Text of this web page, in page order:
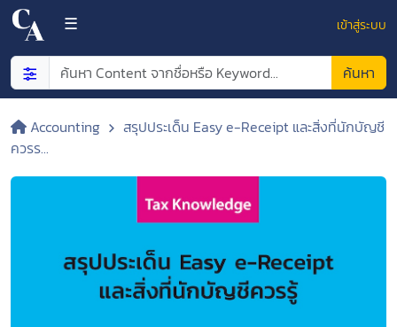
☰ เข้าสู่ระบบ
ค้นหา
NEW
CONTENT
Accounting
สรุปประเด็น Easy e-Receipt และสิ่งที่นักบัญชี
ควรร...
×